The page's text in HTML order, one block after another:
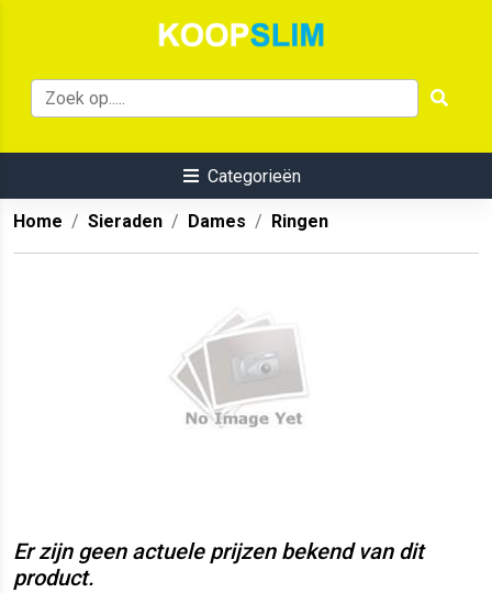
Categorieën
Home Sieraden Dames Ringen
Er zijn geen actuele prijzen bekend van dit
product.